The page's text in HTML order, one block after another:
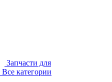
Запчасти для
Все категории